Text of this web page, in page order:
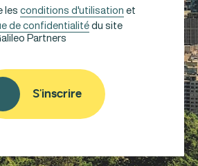
lesconditions d'utilisationet
de confidentialitédu site
Partners
S'inscrire